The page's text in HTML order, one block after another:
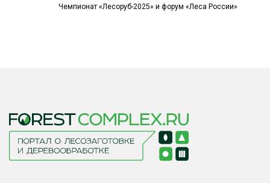
Чемпионат «Лесоруб-2025» и форум «Леса России»